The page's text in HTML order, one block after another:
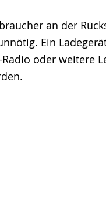
an der
Ein
oder weitere